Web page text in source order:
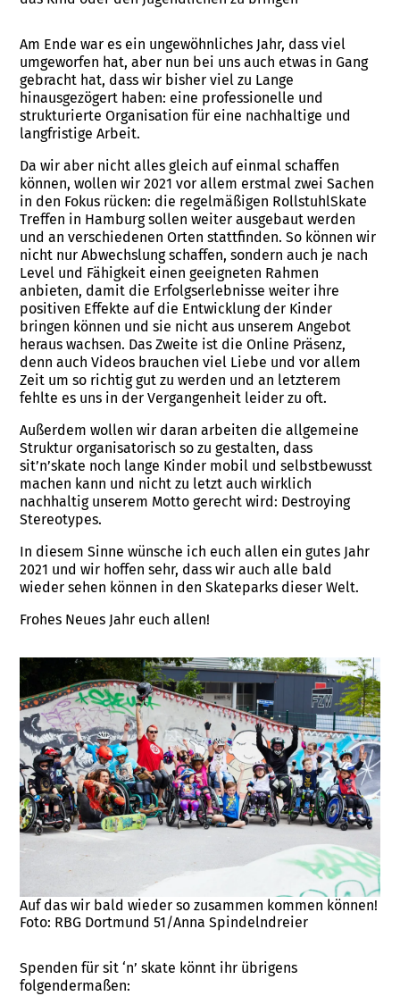
Am Ende war es ein ungewöhnliches Jahr, dass viel
umgeworfen hat, aber nun bei uns auch etwas in Gang
gebracht hat, dass wir bisher viel zu Lange
hinausgezögert haben: eine professionelle und
strukturierte Organisation für eine nachhaltige und
langfristige Arbeit.
Da wir aber nicht alles gleich auf einmal schaffen
können, wollen wir 2021 vor allem erstmal zwei Sachen
in den Fokus rücken: die regelmäßigen RollstuhlSkate
Treffen in Hamburg sollen weiter ausgebaut werden
und an verschiedenen Orten stattfinden. So können wir
nicht nur Abwechslung schaffen, sondern auch je nach
Level und Fähigkeit einen geeigneten Rahmen
anbieten, damit die Erfolgserlebnisse weiter ihre
positiven Effekte auf die Entwicklung der Kinder
bringen können und sie nicht aus unserem Angebot
heraus wachsen. Das Zweite ist die Online Präsenz,
denn auch Videos brauchen viel Liebe und vor allem
Zeit um so richtig gut zu werden und an letzterem
fehlte es uns in der Vergangenheit leider zu oft.
Außerdem wollen wir daran arbeiten die allgemeine
Struktur organisatorisch so zu gestalten, dass
sit’n’skate noch lange Kinder mobil und selbstbewusst
machen kann und nicht zu letzt auch wirklich
nachhaltig unserem Motto gerecht wird: Destroying
Stereotypes.
In diesem Sinne wünsche ich euch allen ein gutes Jahr
2021 und wir hoffen sehr, dass wir auch alle bald
wieder sehen können in den Skateparks dieser Welt.
Frohes Neues Jahr euch allen!
Auf das wir bald wieder so zusammen kommen können!
Foto: RBG Dortmund 51/Anna Spindelndreier
Spenden für sit ‘n’ skate könnt ihr übrigens
folgendermaßen: